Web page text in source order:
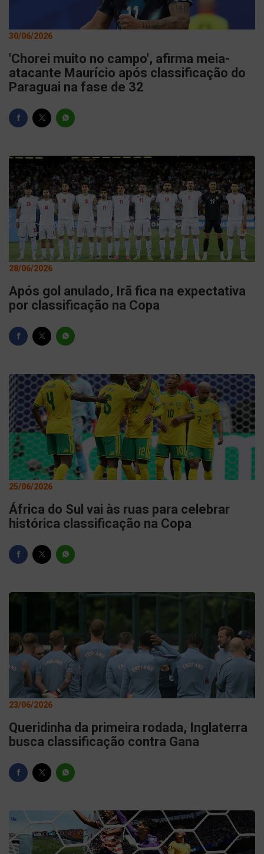
30/06/2026
'Chorei muito no campo', afirma meia-
atacante Maurício após classificação do
Paraguai na fase de 32
28/06/2026
Após gol anulado, Irã fica na expectativa
por classificação na Copa
25/06/2026
África do Sul vai às ruas para celebrar
histórica classificação na Copa
23/06/2026
Queridinha da primeira rodada, Inglaterra
busca classificação contra Gana